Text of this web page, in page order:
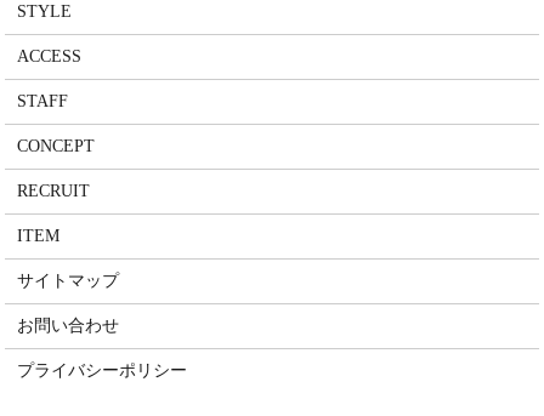
STYLE
ACCESS
STAFF
CONCEPT
RECRUIT
ITEM
サイトマップ
お問い合わせ
プライバシーポリシー